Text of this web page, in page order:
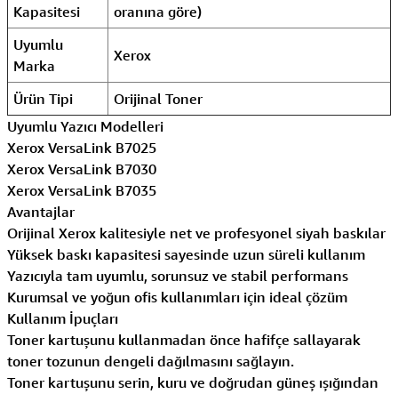
Kapasitesi
oranına göre)
Uyumlu
Marka
Xerox
Ürün Tipi
Orijinal Toner
Uyumlu Yazıcı Modelleri
Xerox VersaLink B7025
Xerox VersaLink B7030
Xerox VersaLink B7035
Avantajlar
Orijinal Xerox kalitesiyle net ve profesyonel siyah baskılar
Yüksek baskı kapasitesi sayesinde uzun süreli kullanım
Yazıcıyla tam uyumlu, sorunsuz ve stabil performans
Kurumsal ve yoğun ofis kullanımları için ideal çözüm
Kullanım İpuçları
Toner kartuşunu kullanmadan önce hafifçe sallayarak
toner tozunun dengeli dağılmasını sağlayın.
Toner kartuşunu serin, kuru ve doğrudan güneş ışığından